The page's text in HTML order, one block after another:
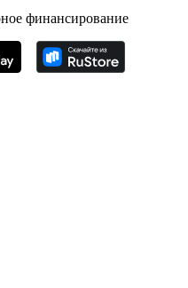
финансирование